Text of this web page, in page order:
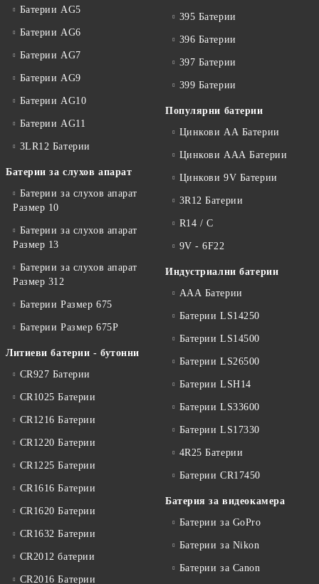
Батерии AG5
Батерии AG6
Батерии AG7
Батерии AG9
Батерии AG10
Батерии AG11
3LR12 Батерии
Батерии за слухов апарат
Батерии за слухов апарат
Размер 10
Батерии за слухов апарат
Размер 13
Батерии за слухов апарат
Размер 312
Батерии Размер 675
Батерии Размер 675P
Литиеви батерии - бутонни
CR927 Батерии
CR1025 Батерии
CR1216 Батерии
CR1220 Батерии
CR1225 Батерии
CR1616 Батерии
CR1620 Батерии
CR1632 Батерии
CR2012 батерии
CR2016 Батерии
395 Батерии
396 Батерии
397 Батерии
399 Батерии
Популярни батерии
Цинкови АА Батерии
Цинкови ААА Батерии
Цинкови 9V Батерии
3R12 Батерии
R14 / C
9V - 6F22
Индустриални батерии
ААА Батерии
Батерии LS14250
Батерии LS14500
Батерии LS26500
Батерии LSH14
Батерии LS33600
Батерии LS17330
4R25 Батерии
Батерии CR17450
Батерия за видеокамера
Батерии за GoPro
Батерии за Nikon
Батерии за Canon